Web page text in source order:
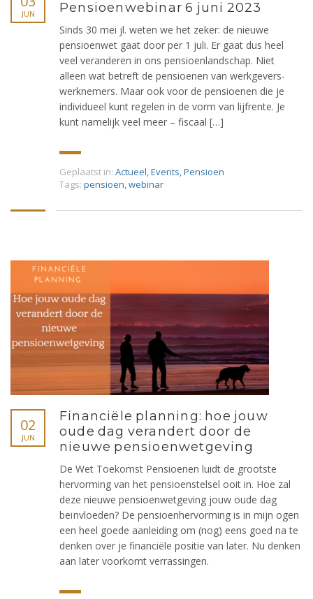
JUN
Pensioenwebinar 6 juni 2023
Sinds 30 mei jl. weten we het zeker: de nieuwe
pensioenwet gaat door per 1 juli. Er gaat dus heel
veel veranderen in ons pensioenlandschap. Niet
alleen wat betreft de pensioenen van werkgevers-
werknemers. Maar ook voor de pensioenen die je
individueel kunt regelen in de vorm van lijfrente. Je
kunt namelijk veel meer – fiscaal […]
Geplaatst in: Actueel,Events,Pensioen
Tags: pensioen,webinar
02
JUN
Financiële planning: hoe jouw
oude dag verandert door de
nieuwe pensioenwetgeving
De Wet Toekomst Pensioenen luidt de grootste
hervorming van het pensioenstelsel ooit in. Hoe zal
deze nieuwe pensioenwetgeving jouw oude dag
beïnvloeden? De pensioenhervorming is in mijn ogen
een heel goede aanleiding om (nog) eens goed na te
denken over je financiële positie van later. Nu denken
aan later voorkomt verrassingen.